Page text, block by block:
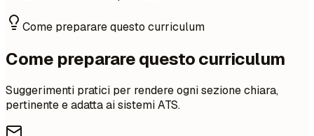
Come preparare questo curriculum
Come preparare questo curriculum
Suggerimenti pratici per rendere ogni sezione chiara,
pertinente e adatta ai sistemi ATS.